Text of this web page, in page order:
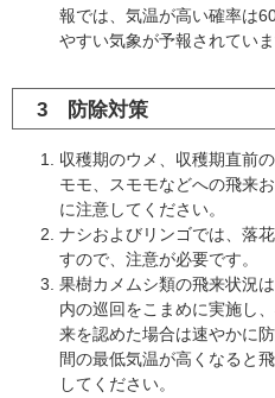
報では、気温が高い確率は
やすい気象が予報されていま
3 防除対策
収穫期のウメ、収穫期直前
モモ、スモモなどへの飛来
に注意してください。
ナシおよびリンゴでは、落
すので、注意が必要です。
果樹カメムシ類の飛来状況
内の巡回をこまめに実施し
来を認めた場合は速やかに
間の最低気温が高くなると
してください。